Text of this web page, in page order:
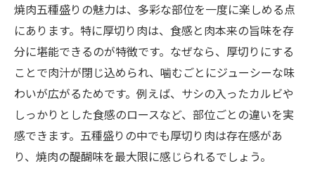
焼肉五種盛りの魅力は、多彩な部位を一度に楽しめる点
にあります。特に厚切り肉は、食感と肉本来の旨味を存
分に堪能できるのが特徴です。なぜなら、厚切りにする
ことで肉汁が閉じ込められ、噛むごとにジューシーな味
わいが広がるためです。例えば、サシの入ったカルビや
しっかりとした食感のロースなど、部位ごとの違いを実
感できます。五種盛りの中でも厚切り肉は存在感があ
り、焼肉の醍醐味を最大限に感じられるでしょう。